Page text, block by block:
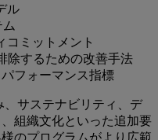
ル
コミットメント
除するための改善手法
フォーマンス指標
サステナビリティ、デ
組織文化といった追加要